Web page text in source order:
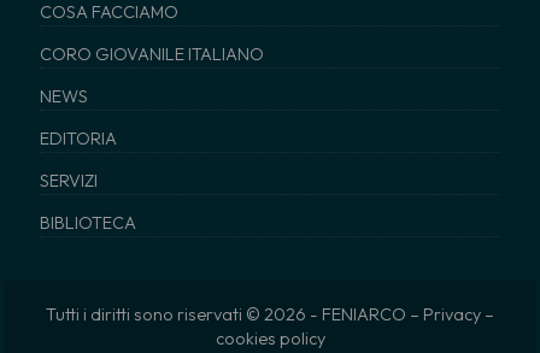
COSA FACCIAMO
CORO GIOVANILE ITALIANO
NEWS
EDITORIA
SERVIZI
BIBLIOTECA
Tutti i diritti sono riservati © 2026 - FENIARCO – Privacy –
cookies policy